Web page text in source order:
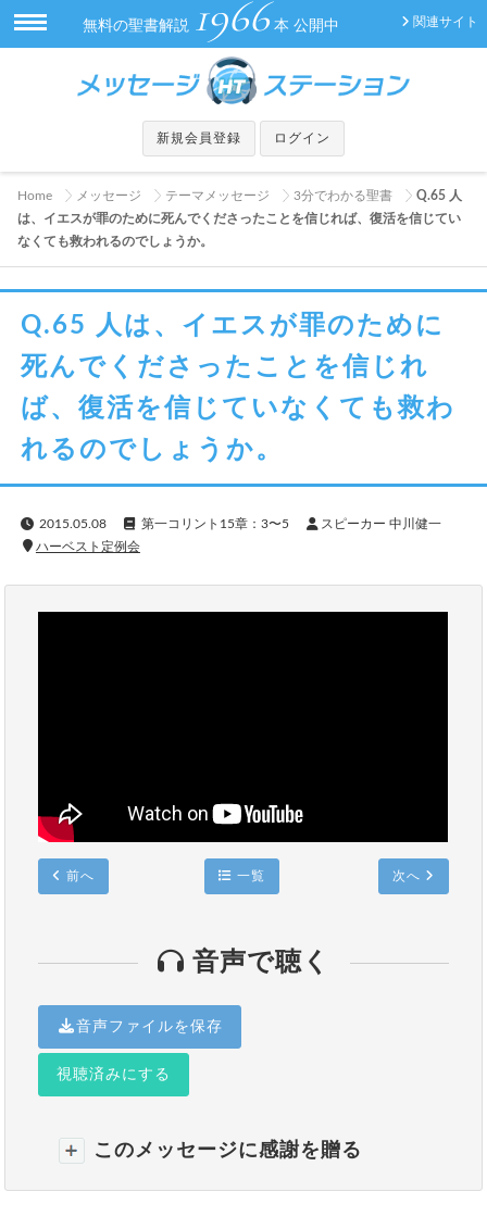
関連サイト
無料の聖書解説 1966 本 公開中
新規会員登録 ログイン
Home メッセージ テーマメッセージ 3分でわかる聖書
Q.65 人
は、イエスが罪のために死んでくださったことを信じれば、復活を信じてい
なくても救われるのでしょうか。
Q.65 人は、イエスが罪のために
死んでくださったことを信じれ
ば、復活を信じていなくても救わ
れるのでしょうか。
2015.05.08 第一コリント15章：3〜5
スピーカー 中川健一
ハーベスト定例会
前へ 一覧 次へ
音声で聴く
音声ファイルを保存
視聴済みにする
このメッセージに感謝を贈る